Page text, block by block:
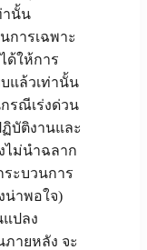
านั้น
การเฉพาะ
ด้ให้การ
แล้วเท่านั้น
รณีเร่งด่วน
ฏิบัติงานและ
ไม่นำฉลาก
ะบวนการ
น่าพอใจ)
แปลง
ายหลัง จะ